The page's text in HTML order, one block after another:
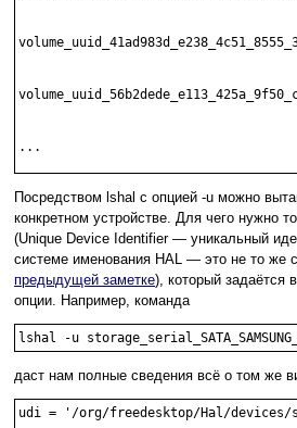
...
Посредством lshal с опцией -u можно
конкретном устройстве. Для чего нужно
(Unique Device Identifier — уникальный
системе именования HAL — это не то же
предыдущей заметке), который задаётся
опции. Например, команда
lshal -u
даст нам полные сведения всё о том же
udi = '/org/freedesktop/Hal/devices/